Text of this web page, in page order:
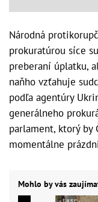
Národná
prokuratúrou síce
preberaní úplatku,
naňho vzťahuje
podľa agentúry
generálneho
parlament, ktorý by
momentálne
Mohlo by vás